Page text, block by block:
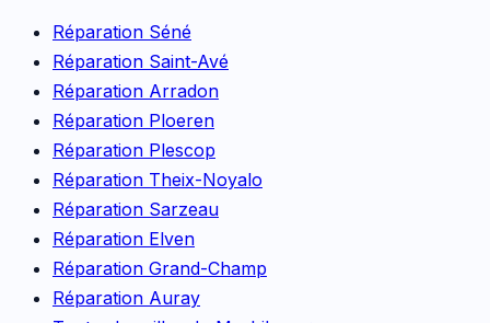
Réparation Séné
Réparation Saint-Avé
Réparation Arradon
Réparation Ploeren
Réparation Plescop
Réparation Theix-Noyalo
Réparation Sarzeau
Réparation Elven
Réparation Grand-Champ
Réparation Auray